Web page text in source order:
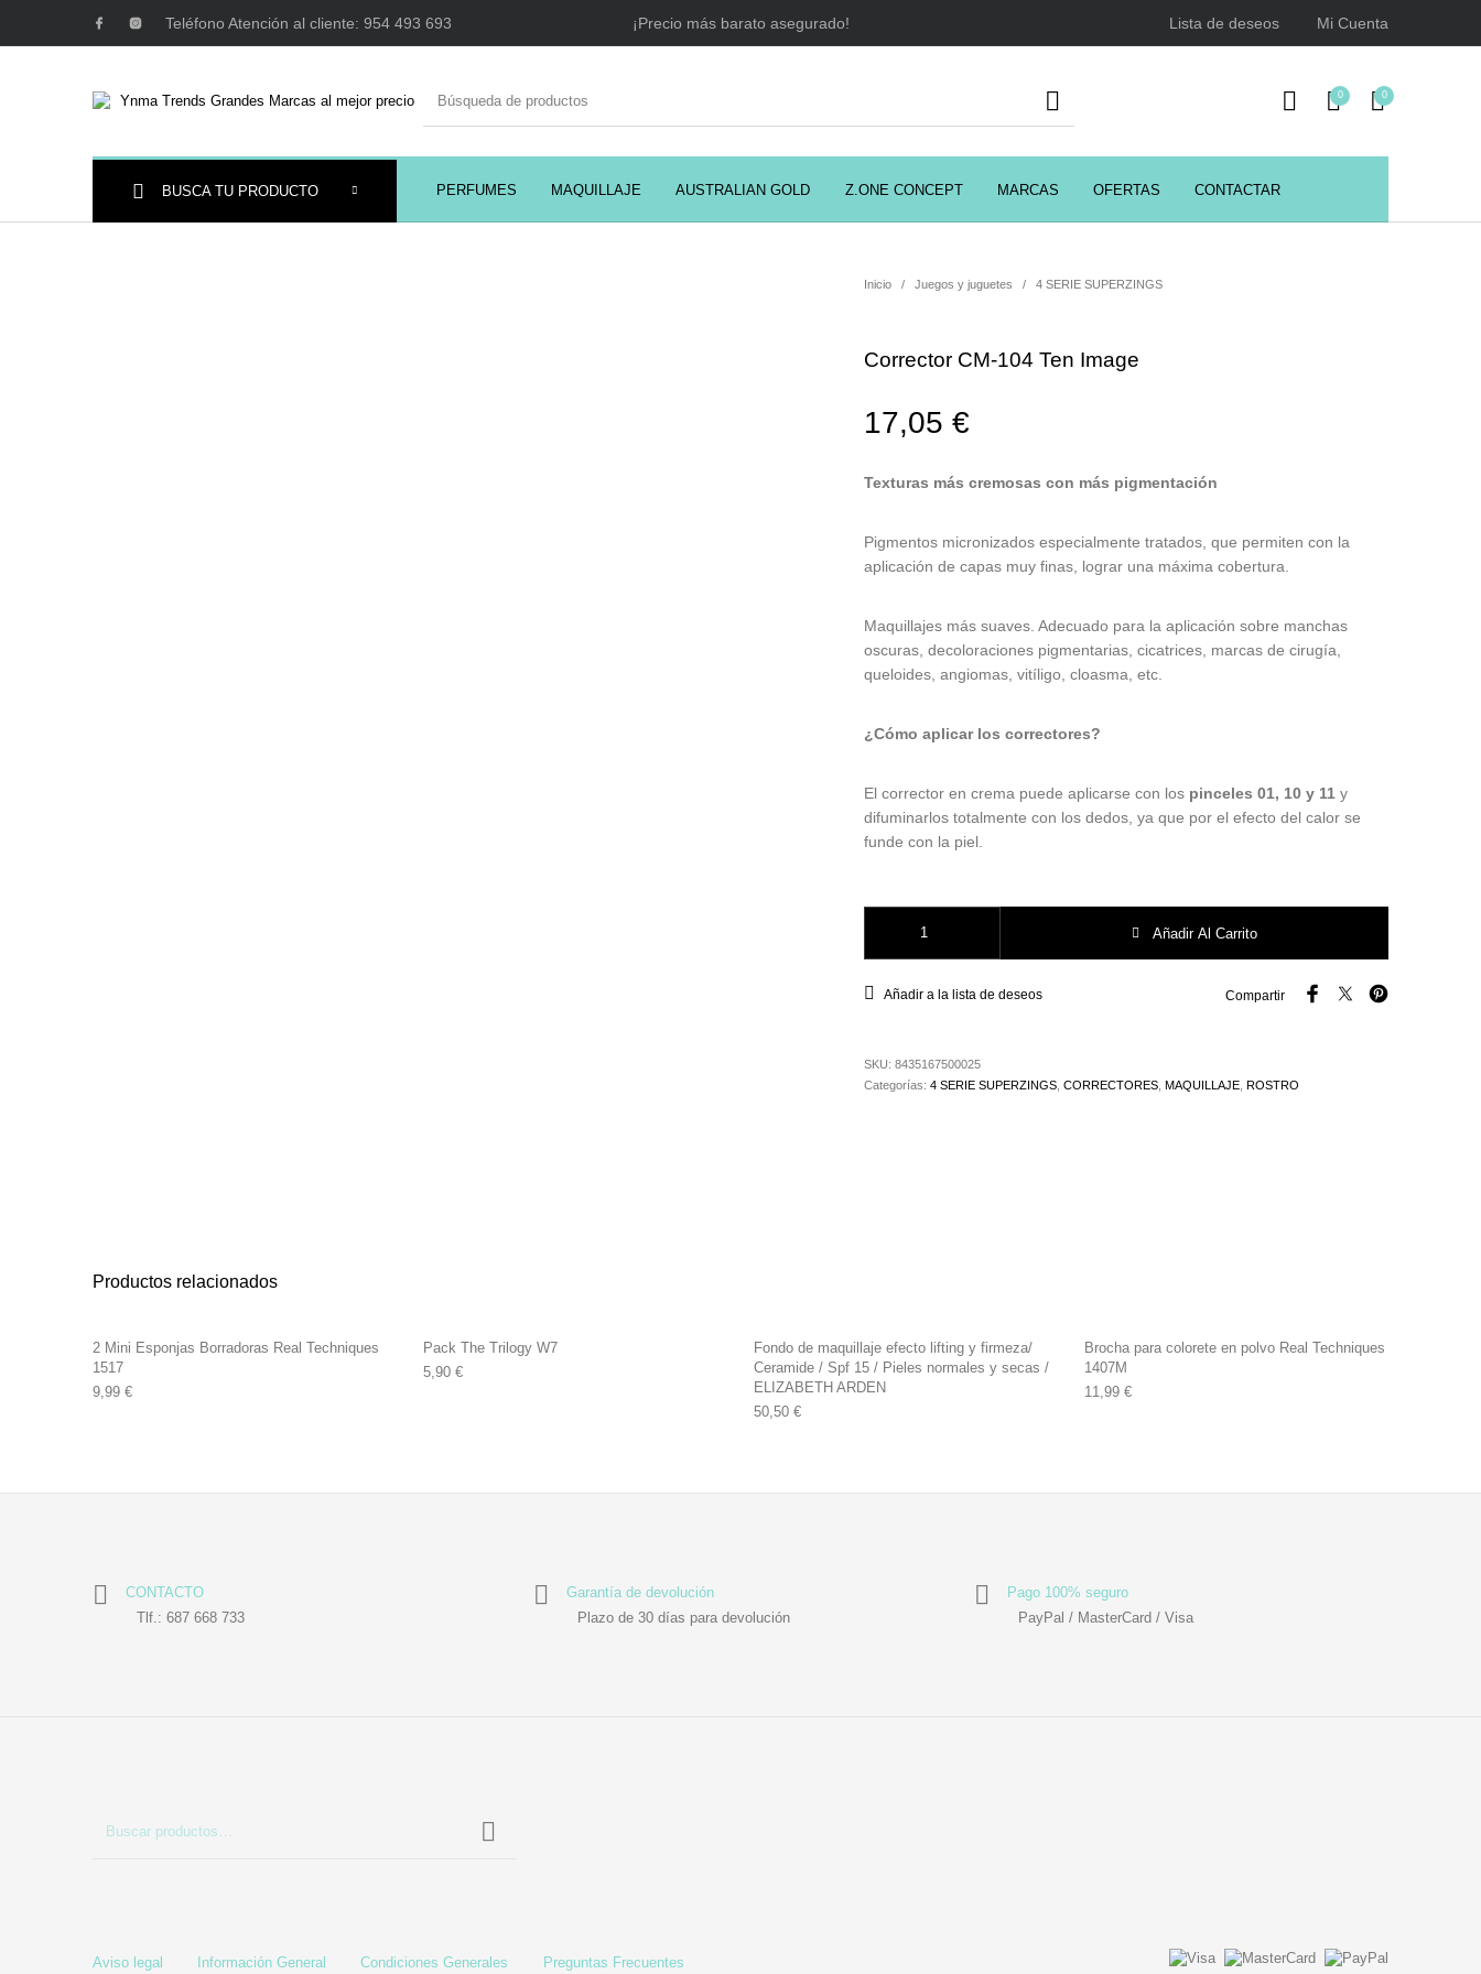
Teléfono Atención al cliente: 954 493 693 ¡Precio más barato asegurado! Lista de deseos Mi Cuenta
0 0
PERFUMES MAQUILLAJE AUSTRALIAN GOLD Z.ONE CONCEPT MARCAS OFERTAS CONTACTAR
BUSCA TU PRODUCTO
Prosolaris Utensilios de Peluquería
Inicio / Juegos y juguetes / 4 SERIE SUPERZINGS
Corrector CM-104 Ten Image
17,05 €
Texturas más cremosas con más pigmentación
Pigmentos micronizados especialmente tratados, que permiten con la
aplicación de capas muy finas, lograr una máxima cobertura.
Maquillajes más suaves. Adecuado para la aplicación sobre manchas
oscuras, decoloraciones pigmentarias, cicatrices, marcas de cirugía,
queloides, angiomas, vitíligo, cloasma, etc.
¿Cómo aplicar los correctores?
El corrector en crema puede aplicarse con los pinceles 01, 10 y 11 y
difuminarlos totalmente con los dedos, ya que por el efecto del calor se
funde con la piel.
Añadir Al Carrito
Compartir
Añadir a la lista de deseos
SKU: 8435167500025
Categorías: 4 SERIE SUPERZINGS CORRECTORES MAQUILLAJE ROSTRO
Productos relacionados
2 Mini Esponjas Borradoras Real Techniques
1517
9,99 €
Pack The Trilogy W7
5,90 €
Fondo de maquillaje efecto lifting y firmeza/
Ceramide / Spf 15 / Pieles normales y secas /
ELIZABETH ARDEN
50,50 €
Brocha para colorete en polvo Real Techniques
1407M
11,99 €
CONTACTO
Tlf.: 687 668 733
Garantía de devolución
Plazo de 30 días para devolución
Pago 100% seguro
PayPal / MasterCard / Visa
Aviso legal Información General Condiciones Generales Preguntas Frecuentes